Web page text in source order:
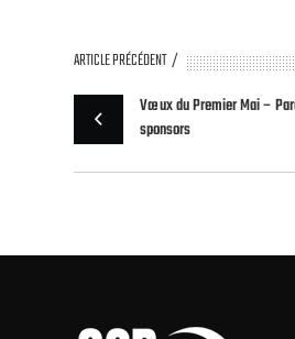
ARTICLE PRÉCÉDENT
Vœux du Premier Mai –
sponsors